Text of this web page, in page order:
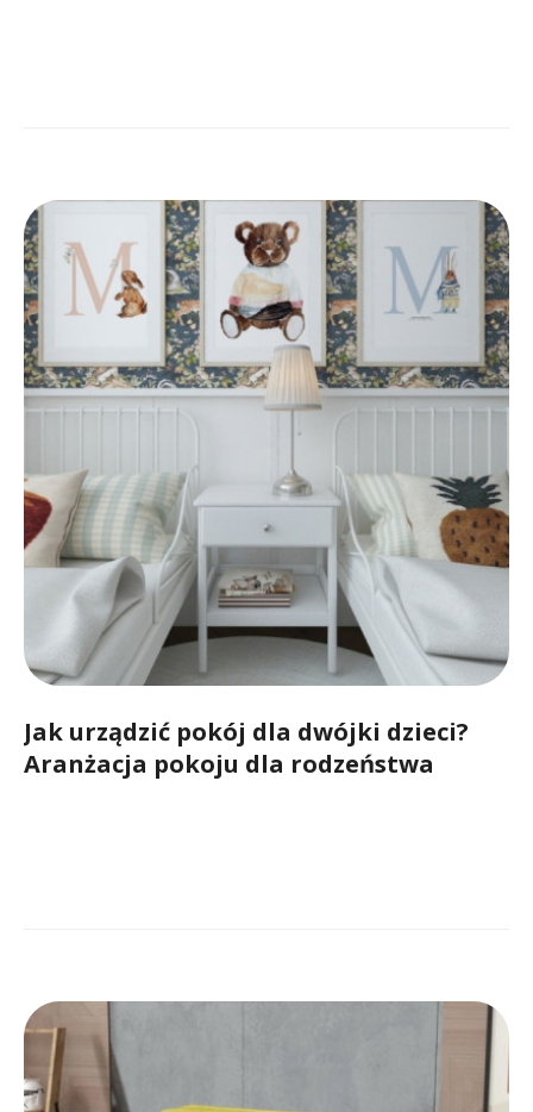
Jak urządzić pokój dla dwójki dzieci?
Aranżacja pokoju dla rodzeństwa